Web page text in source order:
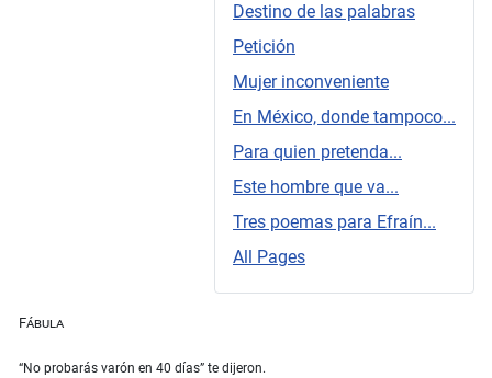
Destino de las palabras
Petición
Mujer inconveniente
En México, donde tampoco...
Para quien pretenda...
Este hombre que va...
Tres poemas para Efraín...
All Pages
Fábula
“No probarás varón en 40 días” te dijeron.